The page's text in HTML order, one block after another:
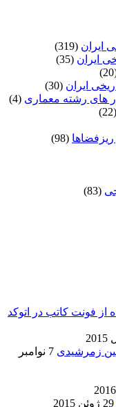
ایران (319)
ایران (35)
ایران (30)
های رشته معماری (4)
(22)
ریزفضاها (98)
(83)
از فونت کاتب در اتوکد
زمرشیدی
7 نوامبر
29 ژوئن 2015